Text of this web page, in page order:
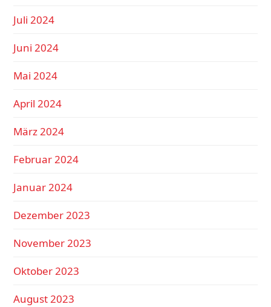
Juli 2024
Juni 2024
Mai 2024
April 2024
März 2024
Februar 2024
Januar 2024
Dezember 2023
November 2023
Oktober 2023
August 2023